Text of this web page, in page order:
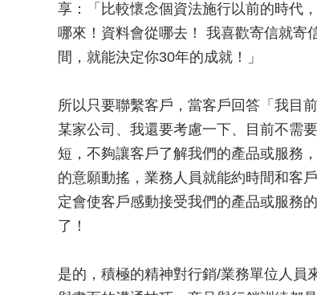
享：「比較懷念個資法施行以前的時代
哪來！資料會從哪去！ 我喜歡寄信就寄
間，就能決定你30年的成就！」
所以只要聯繫客戶，當客戶回答「我目
某家公司、我還要考慮一下、目前不需
短，不夠讓客戶了解我們的產品或服務
的意願動搖，業務人員就能約時間和客
定會使客戶感動接受我們的產品或服務
了！
是的，積極的精神對行銷/業務單位人員